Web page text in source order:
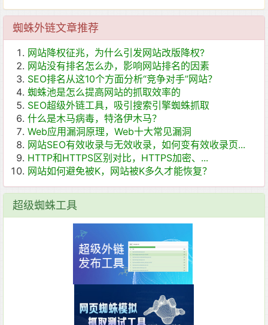
蜘蛛外链文章推荐
网站降权征兆，为什么引发网站改版降权?
网站没有排名怎么办，影响网站排名的因素
SEO排名从这10个方面分析“竞争对手”网站？
蜘蛛池是怎么提高网站的抓取效率的
SEO超级外链工具，吸引搜索引擎蜘蛛抓取
什么是木马病毒，特洛伊木马？
Web应用漏洞原理，Web十大常见漏洞
网站SEO有效收录与无效收录，如何变有效收录页...
HTTP和HTTPS区别对比，HTTPS加密、...
网站如何避免被K，网站被K多久才能恢复？
超级蜘蛛工具